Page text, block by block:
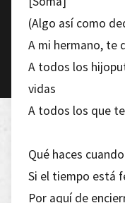
(Algo así como
A mi hermano, te
A todos los
vidas
A todos los que
Qué haces
Si el tiempo está
Por aquí de